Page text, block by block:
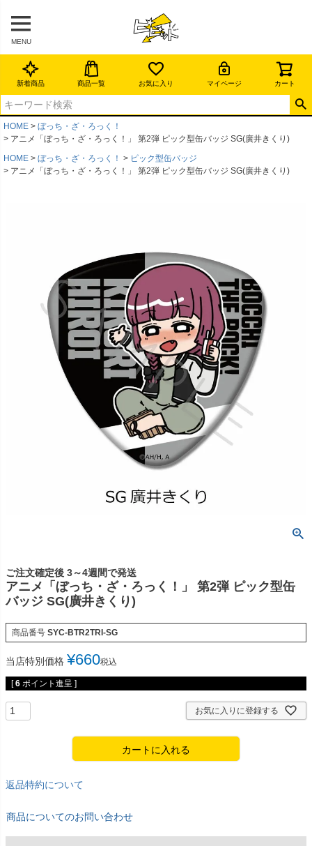
MENU
新着商品 商品一覧 お気に入り マイページ カート
HOME
ぼっち・ざ・ろっく！
アニメ「ぼっち・ざ・ろっく！」 第2弾 ピック型缶バッジ SG(廣井きくり)
HOME
ぼっち・ざ・ろっく！
ピック型缶バッジ
アニメ「ぼっち・ざ・ろっく！」 第2弾 ピック型缶バッジ SG(廣井きくり)
ご注文確定後 3～4週間で発送
アニメ「ぼっち・ざ・ろっく！」 第2弾 ピック型缶
バッジ SG(廣井きくり)
商品番号 SYC-BTR2TRI-SG
当店特別価格 ¥660税込
[ 6 ポイント進呈 ]
お気に入りに登録する
カートに入れる
返品特約について
商品についてのお問い合わせ